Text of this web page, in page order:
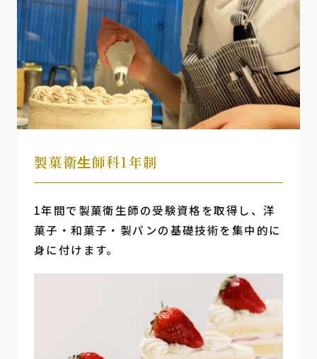
製菓衛⽣師科1年制
1年間で製菓衛生師の受験資格を取得し、洋
菓子・和菓子・製パンの基礎技術を集中的に
身に付けます。